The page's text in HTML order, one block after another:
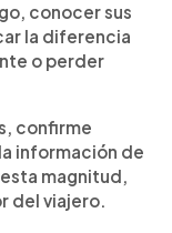
conocer sus
la diferencia
o perder
confirme
información de
magnitud,
del viajero.